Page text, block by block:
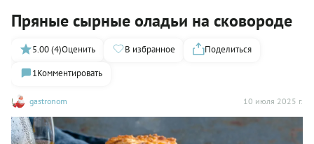
Пряные сырные оладьи на сковороде
gastronom 10 июля 2025 г.
5.00 (4)Оценить В избранное
Поделиться
1Комментировать